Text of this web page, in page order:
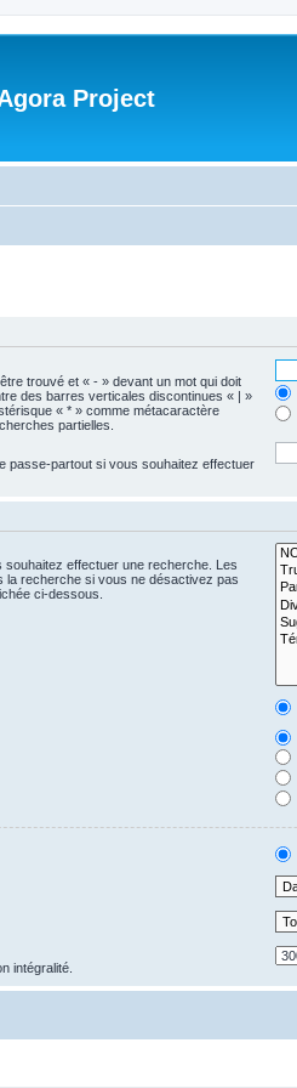
Project
trouvé et « - » devant un mot qui doit
des barres verticales discontinues « | »
« * » comme métacaractère
partielles.
passe-partout si vous souhaitez effectuer
effectuer une recherche. Les
la recherche si vous ne désactivez pas
ci-dessous.
intégralité.